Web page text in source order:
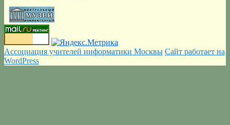
Ассоциация учителей информатики Москвы Сайт работает на
WordPress